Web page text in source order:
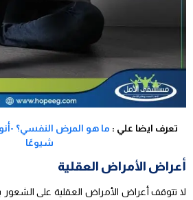
تعرف ايضا علي : ما هو المرض النفسي؟ -
شيوعًا
أعراض الأمراض العقلية
لا تتوقف أعراض الأمراض العقلية على